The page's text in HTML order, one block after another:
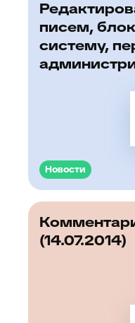
писем,
систему,
Новости
(14.07.2014)